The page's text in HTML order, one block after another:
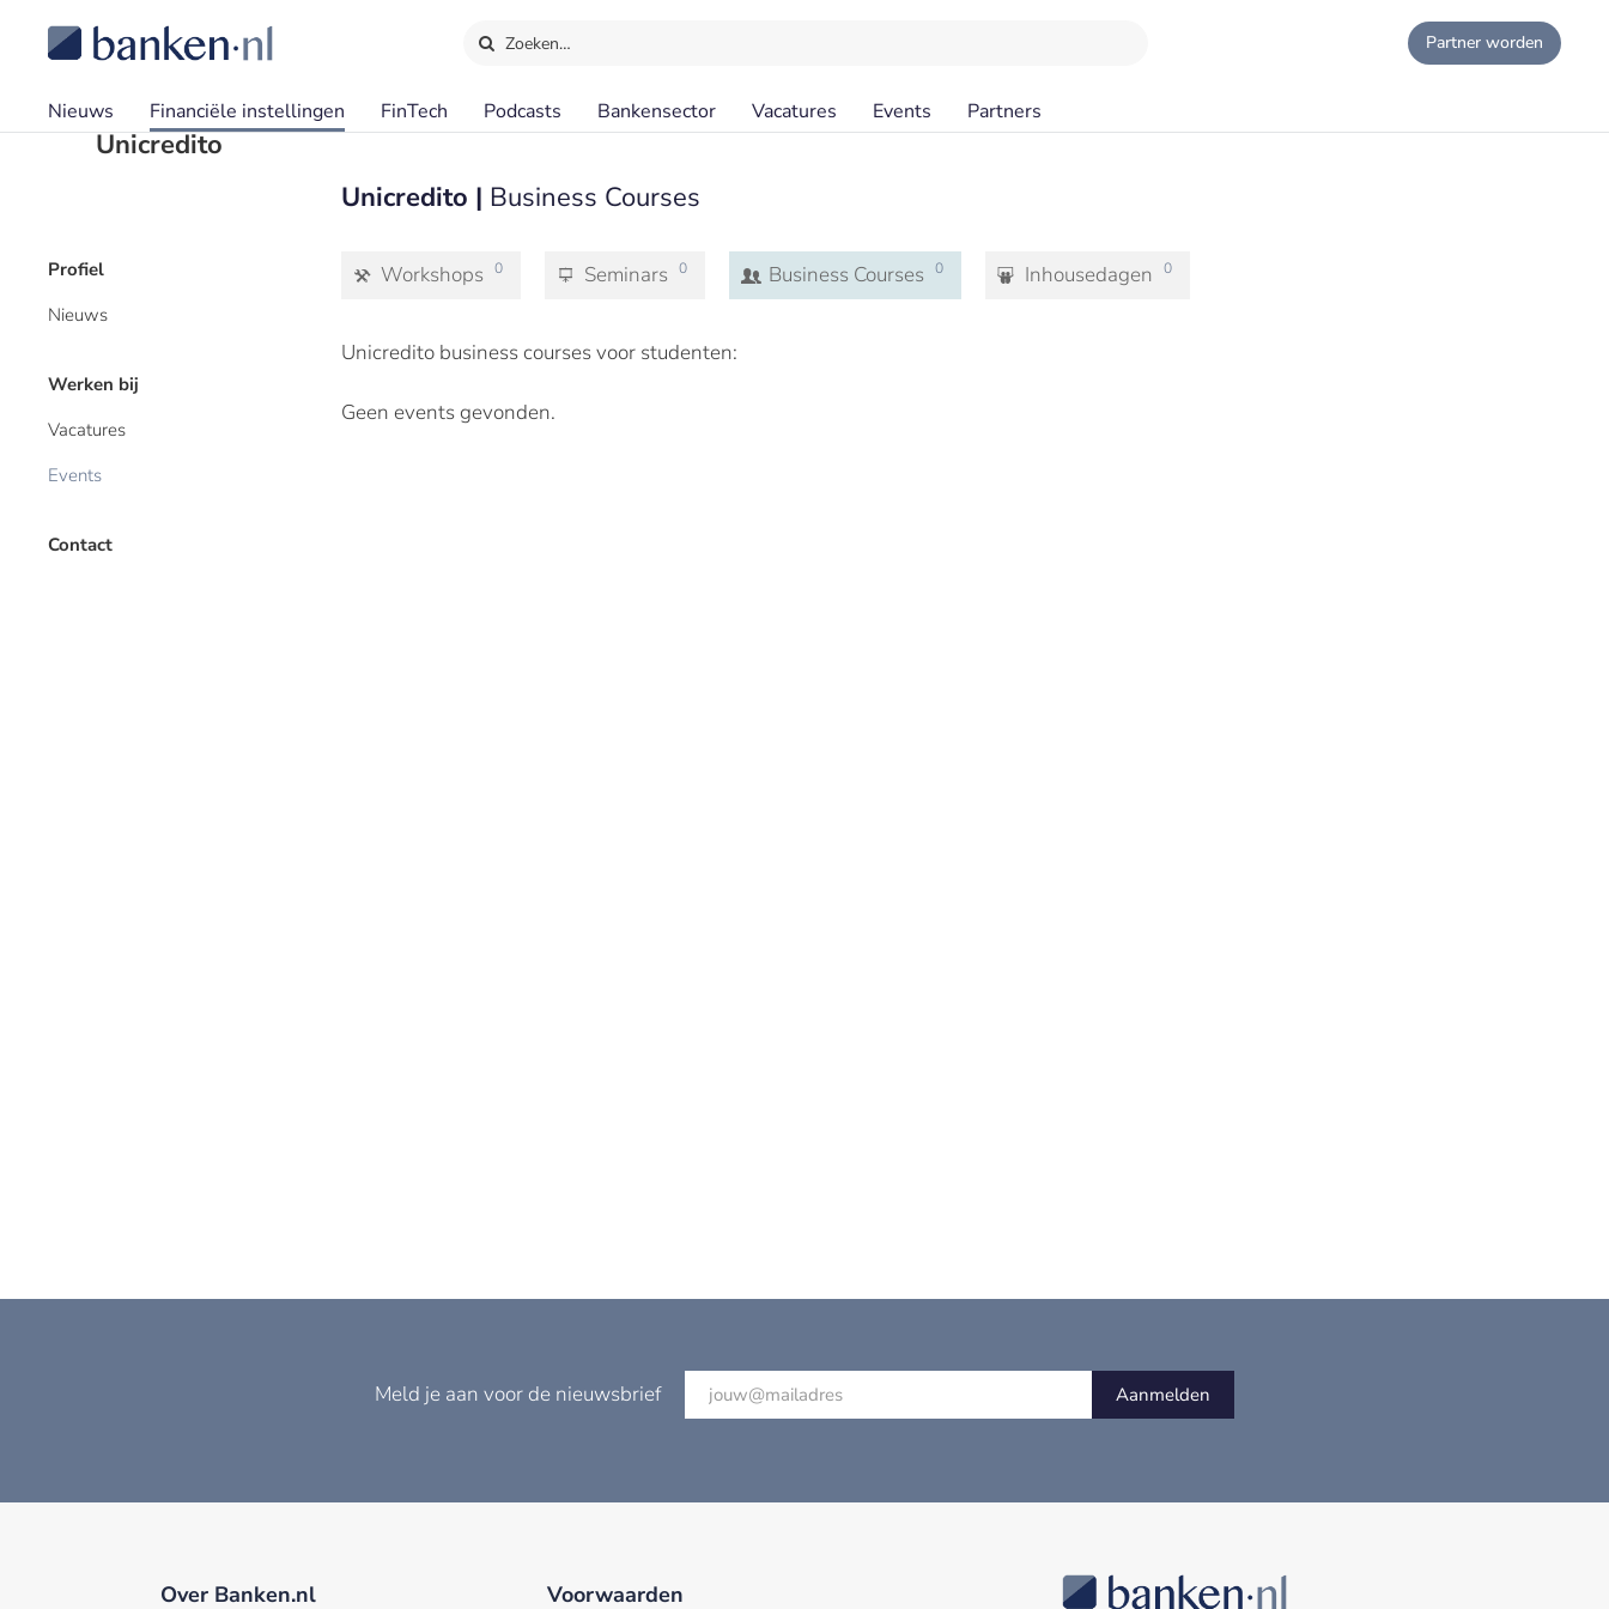
Zoeken… Partner worden
Nieuws Financiële instellingen FinTech Podcasts Bankensector Vacatures Events Partners
Unicredito
Profiel
Nieuws
Werken bij
Vacatures
Events
Contact
Unicredito | Business Courses
Workshops 0 Seminars 0 Business Courses 0 Inhousedagen 0
Unicredito business courses voor studenten:
Geen events gevonden.
Meld je aan voor de nieuwsbrief Aanmelden
Over Banken.nl Voorwaarden